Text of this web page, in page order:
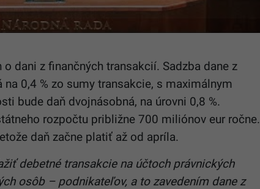
dani z finančných transakcií. Sadzba dane z
0,4 % zo sumy transakcie, s maximálnym
bude daň dvojnásobná, na úrovni 0,8 %.
rozpočtu približne 700 miliónov eur ročne.
daň začne platiť až od apríla.
debetné transakcie na účtoch právnických
osôb – podnikateľov, a to zavedením dane z